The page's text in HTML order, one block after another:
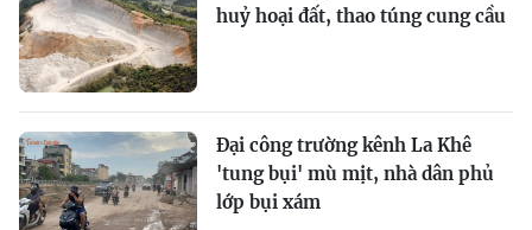
huỷ hoại đất, thao túng cung cầu
Đại công trường kênh La Khê
'tung bụi' mù mịt, nhà dân phủ
lớp bụi xám